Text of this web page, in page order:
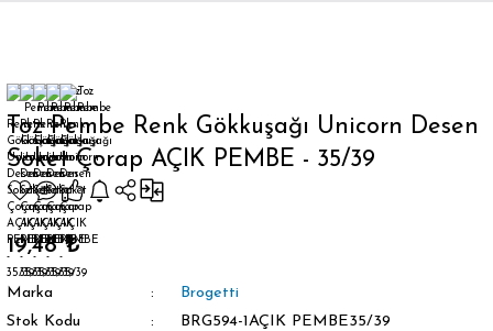
Toz Pembe Renk Gökkuşağı Unicorn Desen
Soket Çorap AÇIK PEMBE - 35/39
19,48 ₺
Marka
Brogetti
Stok Kodu
BRG594-1AÇIK PEMBE35/39